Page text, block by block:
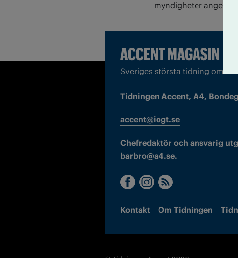
myndigheter anger
Sveriges största tidning om
Tidningen Accent, A4,
accent@iogt.se
Chefredaktör och ansvarig
barbro@a4.se.
Kontakt Om Tidningen